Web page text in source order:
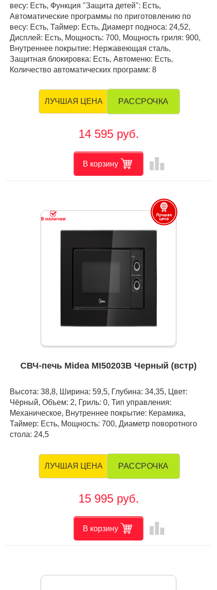
весу: Есть, Функция "Защита детей": Есть,
Автоматические программы по приготовлению по
весу: Есть, Таймер: Есть, Диамерт подноса: 24,52,
Дисплей: Есть, Мощность: 700, Мощность гриля: 900,
Внутреннее покрытие: Нержавеющая сталь,
Защитная блокировка: Есть, Автоменю: Есть,
Количество автоматических программ: 8
ЛУЧШАЯ ЦЕНА РАССРОЧКА
14 595 руб.
В корзину leaderboard
СВЧ-печь Midea MI50203B Черный (встр)
Высота: 38,8, Ширина: 59,5, Глубина: 34,35, Цвет:
Чёрный, Объем: 2, Гриль: 0, Тип управления:
Механическое, Внутреннее покрытие: Керамика,
Таймер: Есть, Мощность: 700, Диаметр поворотного
стола: 24,5
ЛУЧШАЯ ЦЕНА РАССРОЧКА
15 995 руб.
В корзину leaderboard